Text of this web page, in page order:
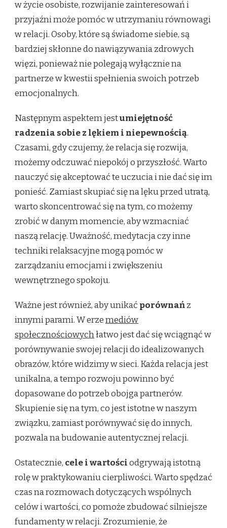
w życie osobiste, rozwijanie zainteresowań i
przyjaźni może pomóc w utrzymaniu równowagi
w relacji. Osoby, które są świadome siebie, są
bardziej skłonne do nawiązywania zdrowych
więzi, ponieważ nie polegają wyłącznie na
partnerze w kwestii spełnienia swoich potrzeb
emocjonalnych.
Następnym aspektem jestumiejętność
radzenia sobie z lękiem i niepewnością.
Czasami, gdy czujemy, że relacja się rozwija,
możemy odczuwać niepokój o przyszłość. Warto
nauczyć się akceptować te uczucia i nie dać się im
ponieść. Zamiast skupiać się na lęku przed utratą,
warto skoncentrować się na tym, co możemy
zrobić w danym momencie, aby wzmacniać
naszą relację. Uważność, medytacja czy inne
techniki relaksacyjne mogą pomóc w
zarządzaniu emocjami i zwiększeniu
wewnętrznego spokoju.
Ważne jest również, aby unikać porównańz
innymi parami. W erzemediów
społecznościowychłatwo jest dać się wciągnąć w
porównywanie swojej relacji do idealizowanych
obrazów, które widzimy w sieci. Każda relacja jest
unikalna, a tempo rozwoju powinno być
dopasowane do potrzeb obojga partnerów.
Skupienie się na tym, co jest istotne w naszym
związku, zamiast porównywać się do innych,
pozwala na budowanie autentycznej relacji.
Ostatecznie, cele i wartościodgrywają istotną
rolę w praktykowaniu cierpliwości. Warto spędzać
czas na rozmowach dotyczących wspólnych
celów i wartości, co pomoże zbudować silniejsze
fundamenty w relacji. Zrozumienie, że